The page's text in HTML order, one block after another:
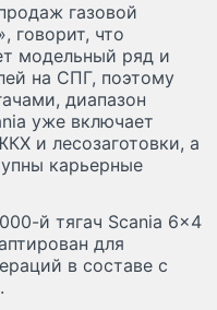
газовой
говорит, что
модельный ряд и
на СПГ, поэтому
диапазон
уже включает
и лесозаготовки, а
карьерные
й тягач Scania 6x4
для
в составе с